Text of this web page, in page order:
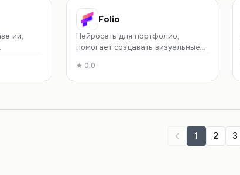
ии,
Folio
Нейросеть для портфолио,
помогает создавать визуальные
★ 0.0
1 2 3